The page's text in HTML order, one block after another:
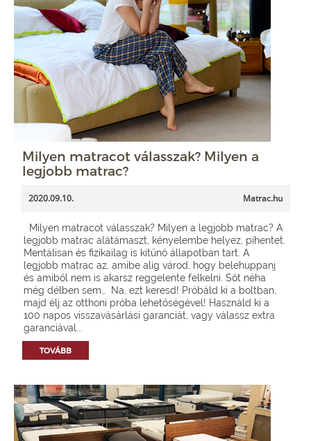
Milyen matracot válasszak? Milyen a
legjobb matrac?
2020.09.10. Matrac.hu
Milyen matracot válasszak? Milyen a legjobb matrac? A
legjobb matrac alátámaszt, kényelembe helyez, pihentet.
Mentálisan és fizikailag is kitűnő állapotban tart. A
legjobb matrac az, amibe alig várod, hogy belehuppanj
és amiből nem is akarsz reggelente felkelni. Sőt néha
még délben sem… Na, ezt keresd! Próbáld ki a boltban,
majd élj az otthoni próba lehetőségével! Használd ki a
100 napos visszavásárlási garanciát, vagy válassz extra
garanciával...
TOVÁBB